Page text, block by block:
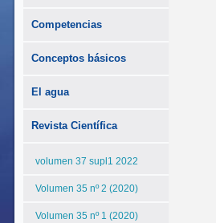
Competencias
Conceptos básicos
El agua
Revista Científica
volumen 37 supl1 2022
Volumen 35 nº 2 (2020)
Volumen 35 nº 1 (2020)